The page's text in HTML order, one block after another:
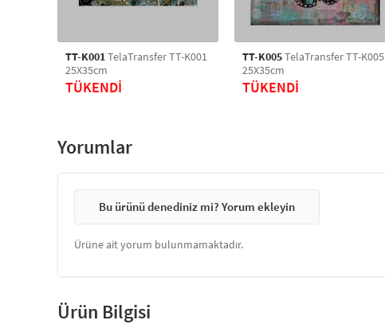
TT-K001TelaTransfer TT-K001
25X35cm
TÜKENDİ
TT-K005TelaTransfer TT-K005
25X35cm
TÜKENDİ
Yorumlar
Bu ürünü denediniz mi? Yorum ekleyin
Ürüne ait yorum bulunmamaktadır.
Ürün Bilgisi